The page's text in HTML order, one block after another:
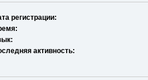
регистрации:
активность: